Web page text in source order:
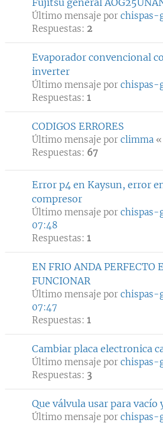
Fujitsu general
Último mensaje por chispas-
Respuestas: 2
Evaporador convencional
inverter
Último mensaje por chispas-
Respuestas: 1
CODIGOS ERRORES
Último mensaje por climma «
Respuestas: 67
Error p4 en Kaysun, error
compresor
Último mensaje por chispas-
07:48
Respuestas: 1
EN FRIO ANDA PERFECTO
FUNCIONAR
Último mensaje por chispas-
07:47
Respuestas: 1
Cambiar placa electronica
Último mensaje por chispas-
Respuestas: 3
Que válvula usar para vacío
Último mensaje por chispas-